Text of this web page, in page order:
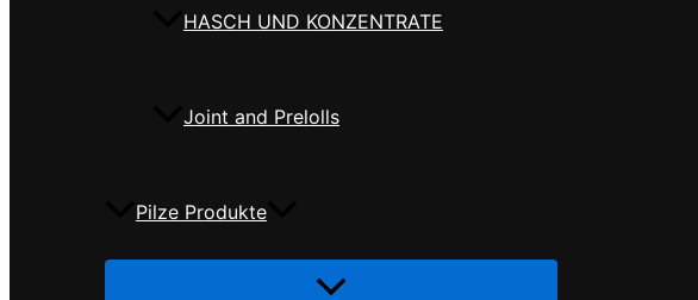
HASCH UND KONZENTRATE
Joint and Prelolls
Pilze Produkte
Menü